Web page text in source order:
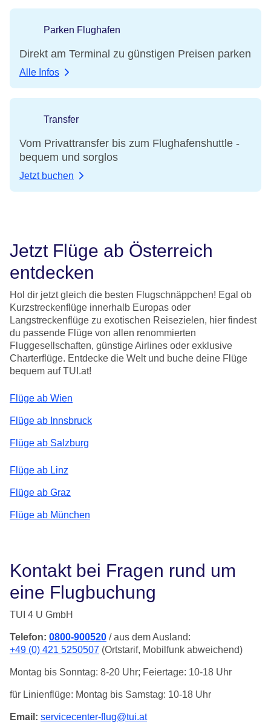
Parken Flughafen
Direkt am Terminal zu günstigen Preisen parken
Alle Infos
Transfer
Vom Privattransfer bis zum Flughafenshuttle -
bequem und sorglos
Jetzt buchen
Jetzt Flüge ab Österreich
entdecken
Hol dir jetzt gleich die besten Flugschnäppchen! Egal ob
Kurzstreckenflüge innerhalb Europas oder
Langstreckenflüge zu exotischen Reisezielen, hier findest
du passende Flüge von allen renommierten
Fluggesellschaften, günstige Airlines oder exklusive
Charterflüge. Entdecke die Welt und buche deine Flüge
bequem auf TUI.at!
Flüge ab Wien
Flüge ab Innsbruck
Flüge ab Salzburg
Flüge ab Linz
Flüge ab Graz
Flüge ab München
Kontakt bei Fragen rund um
eine Flugbuchung
TUI 4 U GmbH
Telefon: 0800-900520 / aus dem Ausland:
+49 (0) 421 5250507 (Ortstarif, Mobilfunk abweichend)
Montag bis Sonntag: 8-20 Uhr; Feiertage: 10-18 Uhr
für Linienflüge: Montag bis Samstag: 10-18 Uhr
Email: servicecenter-flug@tui.at